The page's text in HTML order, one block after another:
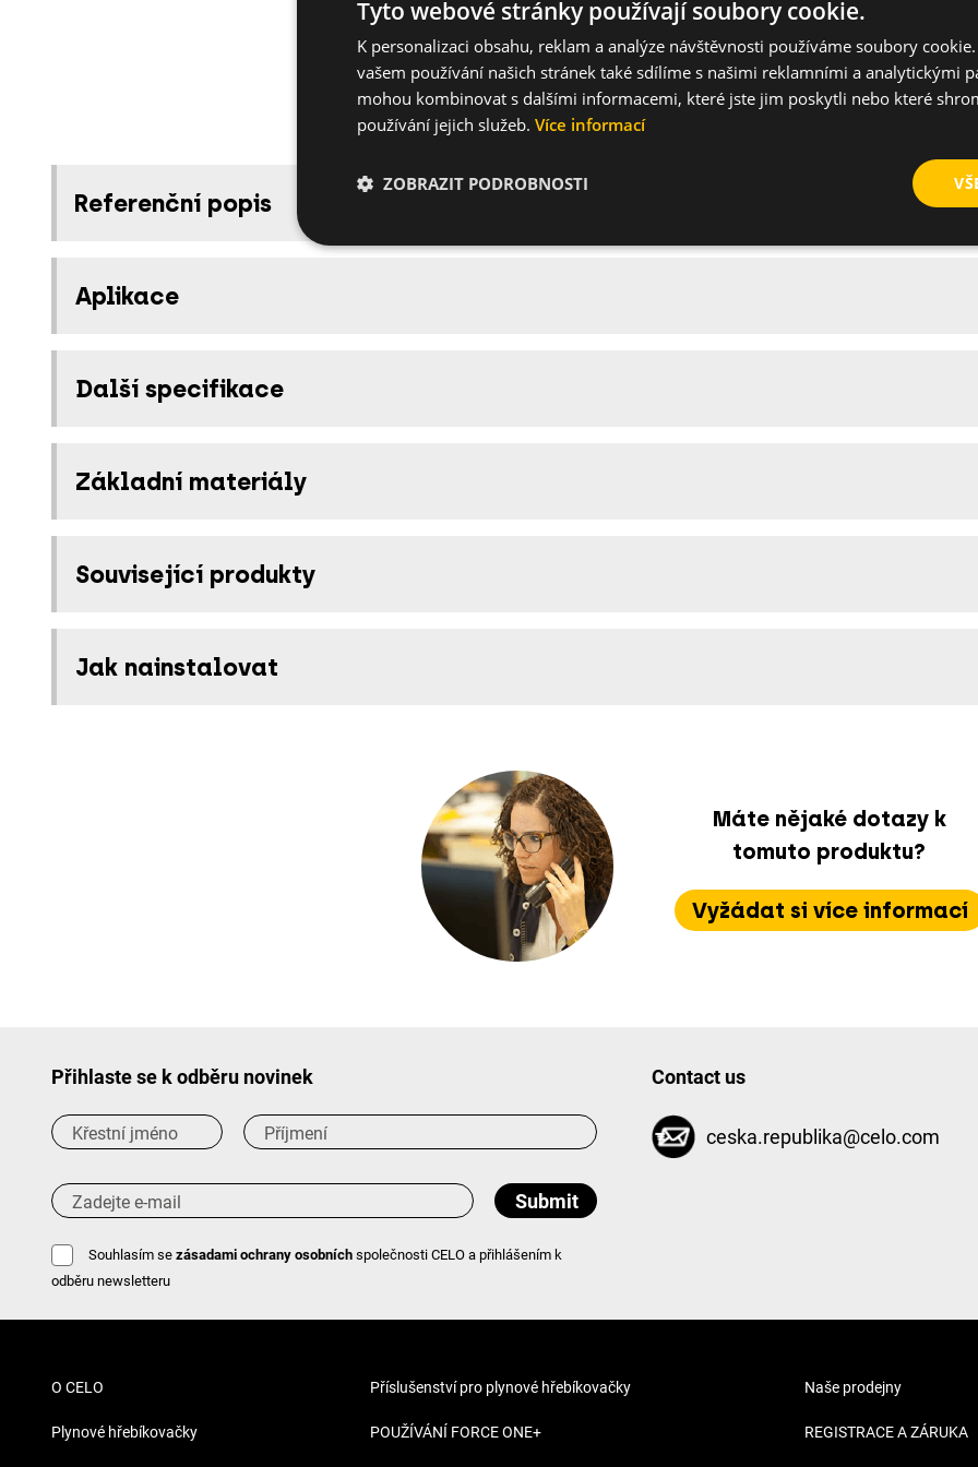
Dokumenty
ke stažení
Spustit
video
Referenční popis
Aplikace
Další specifikace
Základní materiály
Související produkty
Jak nainstalovat
Máte nějaké dotazy k
tomuto produktu?
Vyžádat si více informací
Přihlaste se k odběru novinek
Souhlasím se zásadami ochrany osobních společnosti CELO a přihlášením k
odběru newsletteru
Contact us
ceska.republika@celo.com
O CELO
Plynové hřebíkovačky
Příslušenství pro plynové hřebíkovačky
POUŽÍVÁNÍ FORCE ONE+
Naše prodejny
REGISTRACE A ZÁRUKA
Tyto webové stránky používají soubory cookie.
K personalizaci obsahu, reklam a analýze návštěvnosti používáme soubory
vašem používání našich stránek také sdílíme s našimi reklamními a analytickými
mohou kombinovat s dalšími informacemi, které jste jim poskytli nebo které
používání jejich služeb. Více informací
ZOBRAZIT PODROBNOSTI